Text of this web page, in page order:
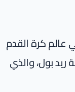
عالم كرة القدم
بول، والذي